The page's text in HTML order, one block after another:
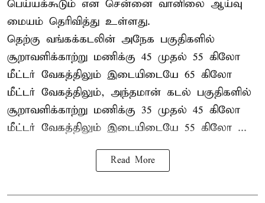
பெய்யக்கூடும் என சென்னை வானிலை ஆய்வு
மையம் தெரிவித்து உள்ளது.
தெற்கு வங்கக்கடலின் அநேக பகுதிகளில்
சூறாவளிக்காற்று மணிக்கு 45 முதல் 55 கிலோ
மீட்டர் வேகத்திலும் இடையிடையே 65 கிலோ
மீட்டர் வேகத்திலும், அந்தமான் கடல் பகுதிகளில்
சூறாவளிக்காற்று மணிக்கு 35 முதல் 45 கிலோ
மீட்டர் வேகத்திலும் இடையிடையே 55 கிலோ ...
Read More